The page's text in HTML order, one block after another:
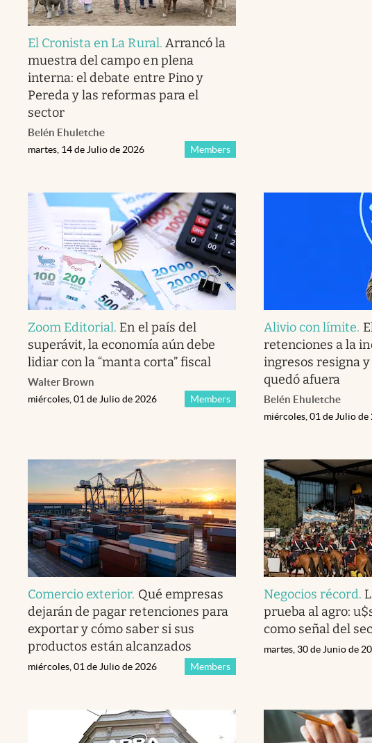
El Cronista en La Rural. Arrancó la
muestra del campo en plena
interna: el debate entre Pino y
Pereda y las reformas para el
sector
Belén Ehuletche
Members
martes, 14 de Julio de 2026
Zoom Editorial. En el país del
superávit, la economía aún debe
lidiar con la “manta corta” fiscal
Walter Brown
Members
miércoles, 01 de Julio de 2026
Alivio con límite.
retenciones a la
ingresos resigna
quedó afuera
Belén Ehuletche
miércoles, 01 de Julio de
Comercio exterior. Qué empresas
dejarán de pagar retenciones para
exportar y cómo saber si sus
productos están alcanzados
Members
miércoles, 01 de Julio de 2026
Negocios récord.
prueba al agro:
como señal del
martes, 30 de Junio de